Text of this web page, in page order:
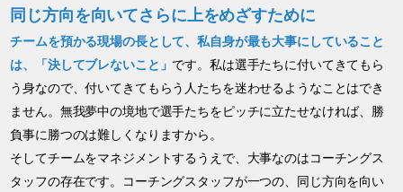
同じ方向を向いてさらに上をめざすために
チームを預かる現場の長として、私自身が最も大事にしていること
は、「決してブレないこと」 です。私は選手たちに付いてきてもら
う身なので、付いてきてもらう人たちを迷わせるようなことはでき
ません。無我夢中の境地で選手たちをピッチに立たせなければ、勝
負事に勝つのは難しくなりますから。
そしてチームをマネジメントするうえで、大事なのはコーチングス
タッフの存在です。コーチングスタッフが一つの、同じ方向を向い